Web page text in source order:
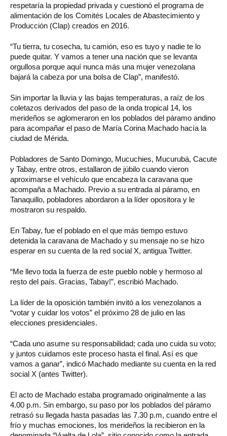
respetaría la propiedad privada y cuestionó el programa de
alimentación de los Comités Locales de Abastecimiento y
Producción (Clap) creados en 2016.
“Tu tierra, tu cosecha, tu camión, eso es tuyo y nadie te lo
puede quitar. Y vamos a tener una nación que se levanta
orgullosa porque aquí nunca más una mujer venezolana
bajará la cabeza por una bolsa de Clap”, manifestó.
Sin importar la lluvia y las bajas temperaturas, a raíz de los
coletazos derivados del paso de la onda tropical 14, los
merideños se aglomeraron en los poblados del páramo andino
para acompañar el paso de María Corina Machado hacía la
ciudad de Mérida.
Pobladores de Santo Domingo, Mucuchies, Mucurubá, Cacute
y Tabay, entre otros, estallaron de júbilo cuando vieron
aproximarse el vehículo que encabeza la caravana que
acompaña a Machado. Previo a su entrada al páramo, en
Tanaquillo, pobladores abordaron a la líder opositora y le
mostraron su respaldo.
En Tabay, fue el poblado en el que más tiempo estuvo
detenida la caravana de Machado y su mensaje no se hizo
esperar en su cuenta de la red social X, antigua Twitter.
“Me llevo toda la fuerza de este pueblo noble y hermoso al
resto del país. Gracias, Tabay!”, escribió Machado.
La líder de la oposición también invitó a los venezolanos a
“votar y cuidar los votos” el próximo 28 de julio en las
elecciones presidenciales.
“Cada uno asume su responsabilidad; cada uno cuida su voto;
y juntos cuidamos este proceso hasta el final. Así es que
vamos a ganar”, indicó Machado mediante su cuenta en la red
social X (antes Twitter).
El acto de Machado estaba programado originalmente a las
4.00 p.m. Sin embargo, su paso por los poblados del páramo
retrasó su llegada hasta pasadas las 7.30 p.m, cuando entre el
frío y muchas emociones, los merideños la recibieron en la